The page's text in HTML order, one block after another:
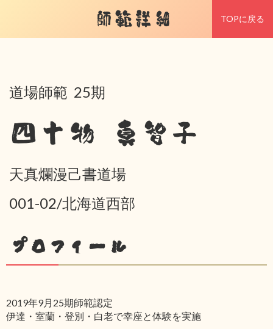
師範詳細 TOPに戻る
道場師範 25期
四十物 真智子
天真爛漫己書道場
001-02/北海道西部
プロフィール
2019年9月25期師範認定
伊達・室蘭・登別・白老で幸座と体験を実施